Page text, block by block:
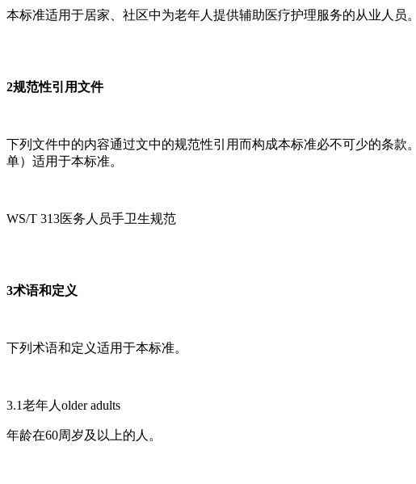
本标准适用于居家、社区中为老年人提供辅助医疗护理服务的从业人员。
2规范性引用文件
下列文件中的内容通过文中的规范性引用而构成本标准必不可少的条
单）适用于本标准。
WS/T 313医务人员手卫生规范
3术语和定义
下列术语和定义适用于本标准。
3.1老年人older adults
年龄在60周岁及以上的人。